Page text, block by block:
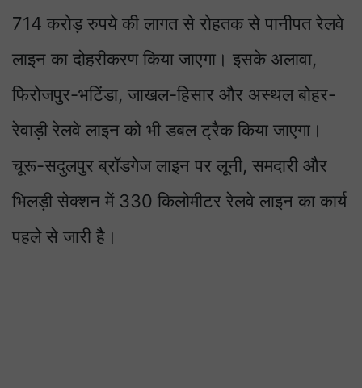
714 करोड़ रुपये की लागत से रोहतक से पानीपत रेलवे
लाइन का दोहरीकरण किया जाएगा। इसके अलावा,
फिरोजपुर-भटिंडा, जाखल-हिसार और अस्थल बोहर-
रेवाड़ी रेलवे लाइन को भी डबल ट्रैक किया जाएगा।
चूरू-सदुलपुर ब्रॉडगेज लाइन पर लूनी, समदारी और
भिलड़ी सेक्शन में 330 किलोमीटर रेलवे लाइन का कार्य
पहले से जारी है।